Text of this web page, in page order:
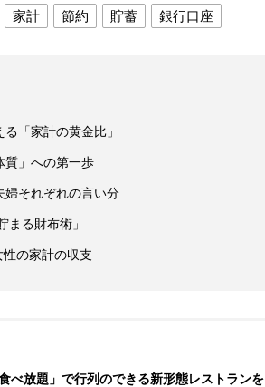
家計 節約 貯蓄 銀行口座
「家計の黄金比」
」への第一歩
それぞれの言い分
る財布術」
の家計の収支
べ放題」で行列のできる新形態レストランを